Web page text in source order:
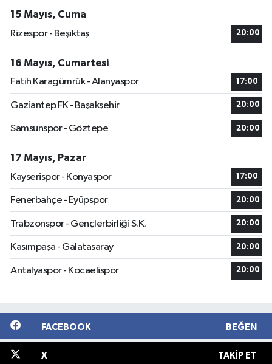
15 Mayıs, Cuma
Rizespor - Beşiktaş
20:00
16 Mayıs, Cumartesi
Fatih Karagümrük - Alanyaspor
17:00
Gaziantep FK - Başakşehir 20:00
Samsunspor - Göztepe 20:00
17 Mayıs, Pazar
Kayserispor - Konyaspor
17:00
Fenerbahçe - Eyüpspor 20:00
Trabzonspor - Gençlerbirliği S.K. 20:00
Kasımpaşa - Galatasaray 20:00
Antalyaspor - Kocaelispor 20:00
FACEBOOK BEĞEN
X TAKIP ET